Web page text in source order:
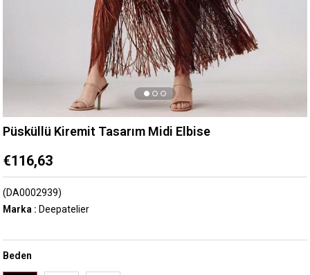
Püsküllü Kiremit Tasarım Midi Elbise
€116,63
(DA0002939)
Marka : Deepatelier
Beden